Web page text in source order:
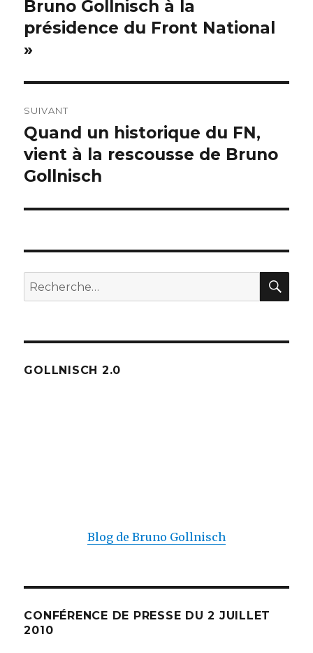
Bruno Gollnisch à la
présidence du Front National
»
SUIVANT
Publication
suivante :
Quand un historique du FN,
vient à la rescousse de Bruno
Gollnisch
Recherche
pour :
GOLLNISCH 2.0
Blog de Bruno Gollnisch
CONFÉRENCE DE PRESSE DU 2 JUILLET
2010